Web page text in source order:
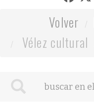
Volver
Vélez cultural